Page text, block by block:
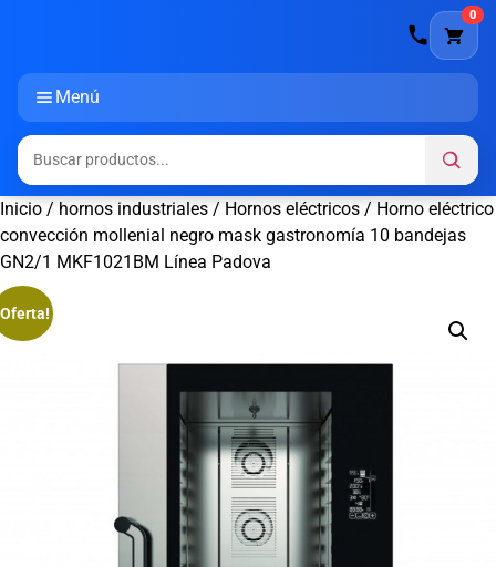
Menú
0
Inicio / hornos industriales / Hornos eléctricos / Horno eléctrico
convección mollenial negro mask gastronomía 10 bandejas
GN2/1 MKF1021BM Línea Padova